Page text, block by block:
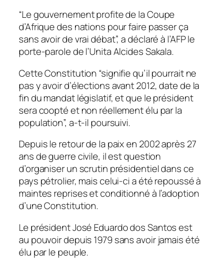
“Le gouvernement profite de la Coupe
d’Afrique des nations pour faire passer ça
sans avoir de vrai débat”, a déclaré à l’AFP le
porte-parole de l’Unita Alcides Sakala.
Cette Constitution “signifie qu’il pourrait ne
pas y avoir d’élections avant 2012, date de la
fin du mandat législatif, et que le président
sera coopté et non réellement élu par la
population”, a-t-il poursuivi.
Depuis le retour de la paix en 2002 après 27
ans de guerre civile, il est question
d’organiser un scrutin présidentiel dans ce
pays pétrolier, mais celui-ci a été repoussé à
maintes reprises et conditionné à l’adoption
d’une Constitution.
Le président José Eduardo dos Santos est
au pouvoir depuis 1979 sans avoir jamais été
élu par le peuple.